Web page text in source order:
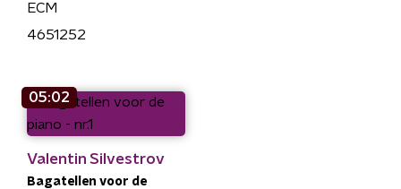
ECM
4651252
05:02
Valentin Silvestrov
Bagatellen voor de